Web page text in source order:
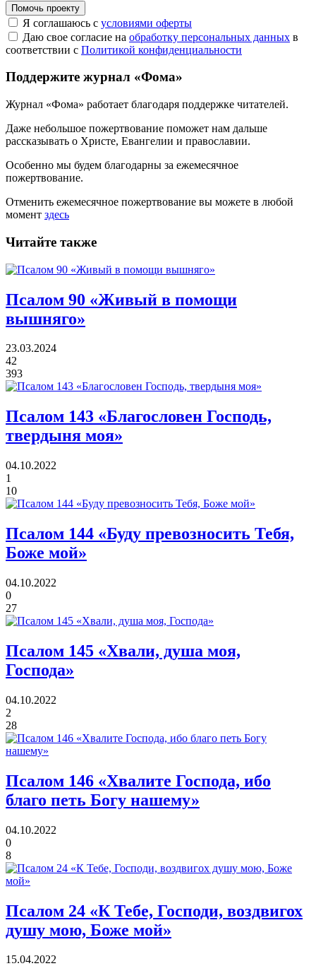
Помочь проекту
Я соглашаюсь с условиями оферты
Даю свое согласие на обработку персональных данных в
соответствии с Политикой конфиденциальности
Поддержите журнал «Фома»
Журнал «Фома» работает благодаря поддержке читателей.
Даже небольшое пожертвование поможет нам дальше
рассказывать о Христе, Евангелии и православии.
Особенно мы будем благодарны за ежемесячное
пожертвование.
Отменить ежемесячное пожертвование вы можете в любой
момент здесь
Читайте также
Псалом 90 «Живый в помощи
вышняго»
23.03.2024
42
393
Псалом 143 «Благословен Господь,
твердыня моя»
04.10.2022
1
10
Псалом 144 «Буду превозносить Тебя,
Боже мой»
04.10.2022
0
27
Псалом 145 «Хвали, душа моя,
Господа»
04.10.2022
2
28
Псалом 146 «Хвалите Господа, ибо
благо петь Богу нашему»
04.10.2022
0
8
Псалом 24 «К Тебе, Господи, воздвигох
душу мою, Боже мой»
15.04.2022